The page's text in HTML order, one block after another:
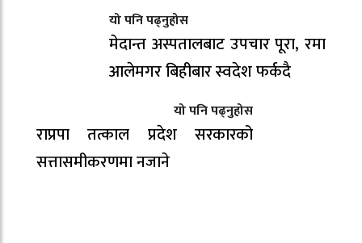
यो पनि पढ्नुहोस
मेदान्त अस्पतालबाट उपचार पूरा, रमा
आलेमगर बिहीबार स्वदेश फर्कदै
यो पनि पढ्नुहोस
राप्रपा तत्काल प्रदेश सरकारको
सत्तासमीकरणमा नजाने